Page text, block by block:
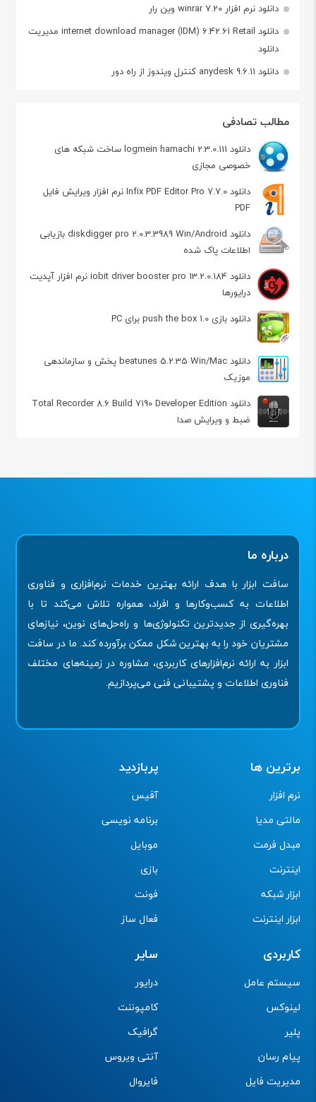
دانلود نرم افزار winrar 7.20 وین رار
دانلود internet download manager (IDM) 6.42.61 Retail مدیریت
دانلود
دانلود anydesk 9.6.11 کنترل ویندوز از راه دور
مطالب تصادفی
دانلود logmein hamachi 2.3.0.111 ساخت شبکه های
خصوصی مجازی
دانلود Infix PDF Editor Pro 7.7.0 نرم افزار ویرایش فایل
PDF
دانلود diskdigger pro 2.0.3.3989 Win/Android بازیابی
اطلاعات پاک شده
دانلود iobit driver booster pro 13.2.0.184 نرم افزار آپدیت
درایورها
دانلود بازی push the box 1.0 برای PC
دانلود beatunes 5.2.35 Win/Mac پخش و سازماندهی
موزیک
دانلود Total Recorder 8.6 Build 7190 Developer Edition
ضبط و ویرایش صدا
درباره ما
سافت ابزار با هدف ارائه بهترین خدمات نرم‌افزاری و فناوری
اطلاعات به کسب‌وکارها و افراد، همواره تلاش می‌کند تا با
بهره‌گیری از جدیدترین تکنولوژی‌ها و راه‌حل‌های نوین، نیازهای
مشتریان خود را به بهترین شکل ممکن برآورده کند. ما در سافت
ابزار به ارائه نرم‌افزارهای کاربردی، مشاوره در زمینه‌های مختلف
فناوری اطلاعات و پشتیبانی فنی می‌پردازیم.
برترین ها
نرم افزار
مالتی مدیا
مبدل فرمت
اینترنت
ابزار شبکه
ابزار اینترنت
پربازدید
آفیس
برنامه نویسی
موبایل
بازی
فونت
فعال ساز
کاربردی
سیستم عامل
لینوکس
پلیر
پیام رسان
مدیریت فایل
سایر
درایور
کامپوننت
گرافیک
آنتی ویروس
فایروال